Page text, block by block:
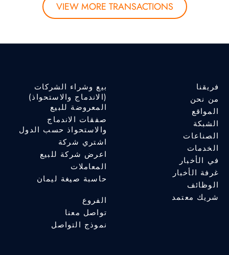
VIEW MORE TRANSACTIONS
فريقنا
من نحن
المواقع
الشبكة
الصناعات
الخدمات
في الأخبار
غرفة الأخبار
الوظائف
شريك معتمد
بيع وشراء الشركات
(الاندماج والاستحواذ)
المعروضة للبيع
صفقات الاندماج
والاستحواذ حسب الدول
اشتري شركة
اعرض شركة للبيع
المعاملات
حاسبة صيغة ليمان
الفروع
تواصل معنا
نموذج التواصل